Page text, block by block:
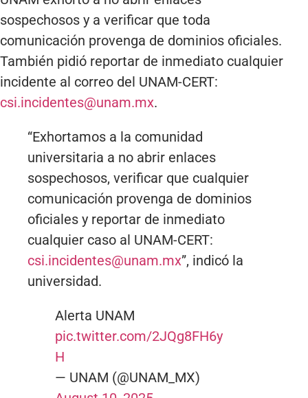
sospechosos y a verificar que toda
comunicación provenga de dominios oficiales.
También pidió reportar de inmediato cualquier
incidente al correo del UNAM-CERT:
csi.incidentes@unam.mx.
“Exhortamos a la comunidad
universitaria a no abrir enlaces
sospechosos, verificar que cualquier
comunicación provenga de dominios
oficiales y reportar de inmediato
cualquier caso al UNAM-CERT:
csi.incidentes@unam.mx”, indicó la
universidad.
Alerta UNAM
pic.twitter.com/2JQg8FH6y
H
— UNAM (@UNAM_MX)